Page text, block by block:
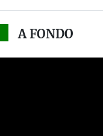
A FONDO